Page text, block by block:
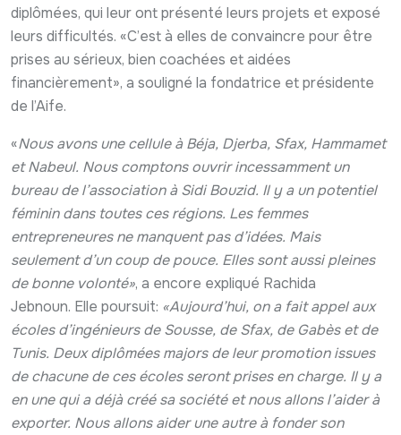
diplômées, qui leur ont présenté leurs projets et exposé
leurs difficultés. «C’est à elles de convaincre pour être
prises au sérieux, bien coachées et aidées
financièrement», a souligné la fondatrice et présidente
de l’Aife.
«Nous avons une cellule à Béja, Djerba, Sfax, Hammamet
et Nabeul. Nous comptons ouvrir incessamment un
bureau de l’association à Sidi Bouzid. Il y a un potentiel
féminin dans toutes ces régions. Les femmes
entrepreneures ne manquent pas d’idées. Mais
seulement d’un coup de pouce. Elles sont aussi pleines
de bonne volonté», a encore expliqué Rachida
Jebnoun. Elle poursuit: «Aujourd’hui, on a fait appel aux
écoles d’ingénieurs de Sousse, de Sfax, de Gabès et de
Tunis. Deux diplômées majors de leur promotion issues
de chacune de ces écoles seront prises en charge. Il y a
en une qui a déjà créé sa société et nous allons l’aider à
exporter. Nous allons aider une autre à fonder son